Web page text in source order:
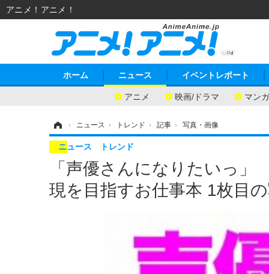
ホーム ニュース
アニメ 映画/ドラマ マンガ
イベントレポート
› ニュース › トレンド › 記事 › 写真・画像
「声優さんになりたいっ
現を目指すお仕事本 1枚目
ニュース トレンド
アニメ！アニメ！